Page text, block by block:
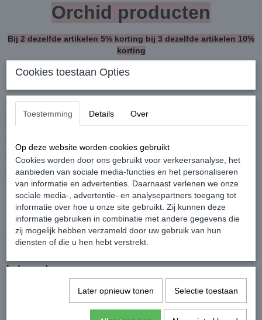
Orchid producten
Bij 2 dezelfde artikelen 5% korting bij 3 dezelfde artikelen 10%
korting
Orchid Color Hydrator
Orchid Color Hydrator is een hydraterende spray voor veerkracht
en glans. Biedt direct gewichtloze verzorging en creëert briljantie
voor gekleurd en ongekleurd haar. Met UV filter. Geschikt voor
dagelijks gebruik. Orchid Color serie voor gekleurd haar zorgt door
middel van het Color Proteïne Complex dat de kleur minder snel
vervaagt en de glans behouden blijft. Een speciaal UVfilter
voorkomt de negatieve invloed van ultra-violette straling. Orchid
Color Hydrator.
Gebruiksaanwijzing:
Doe voldoende Orchid Color Hydrator op het handdoekdroge haar
sprayen en met de kam verdelen. De Color Hydrator hoeft niet
uitgespoeld te worden. Orchid Color Hydrator.
Inhoud:
Cookies toestaan Opties
Toestemming Details Over
Op deze website worden cookies gebruikt
Cookies worden door ons gebruikt voor verkeersanalyse, het
aanbieden van sociale media-functies en het personaliseren
van informatie en advertenties. Daarnaast verlenen we onze
sociale media-, advertentie- en analysepartners toegang tot
informatie over hoe u onze site gebruikt. Zij kunnen deze
informatie gebruiken in combinatie met andere gegevens die
zij mogelijk hebben verzameld door uw gebruik van hun
diensten of die u hen hebt verstrekt.
Later opnieuw tonen Selectie toestaan